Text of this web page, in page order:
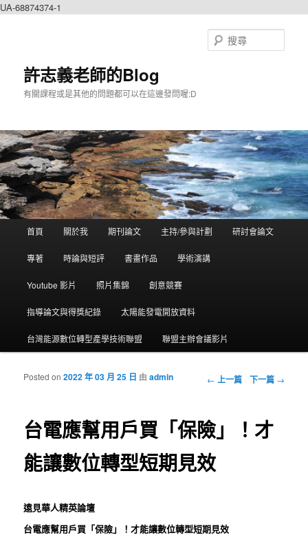
UA-68874374-1
許志義老師的Blog
有關課程或是其他的問題都可以在這邊發問喔:D
尋
跳到主內容
跳到第二內容
首頁 關於我 期刊論文 主持/參與計劃 研討會論文
專著 時論與短評 書畫作品 學術演講
Youtube 影片 照片集錦 創意競賽
指導論文與得獎紀錄 太陽能發電開放資料
台灣能源數位轉型產學技術聯盟 聯盟主辦會議影片
瀏覽文章
← 上一篇 下一篇 →
台電應幫用戶買「保險」！才
能讓數位轉型短期見效
Posted on2022 年 03 月 25 日 由admin
遠見華人精英論壇
台電應幫用戶買「保險」！才能讓數位轉型短期見效